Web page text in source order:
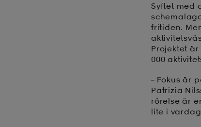
Syftet med
fritiden.
Projektet
000
– Fokus är
Patrizia
rörelse är
lite i